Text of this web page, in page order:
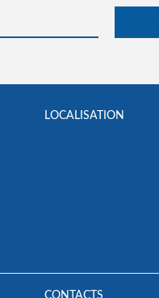
LOCALISATION